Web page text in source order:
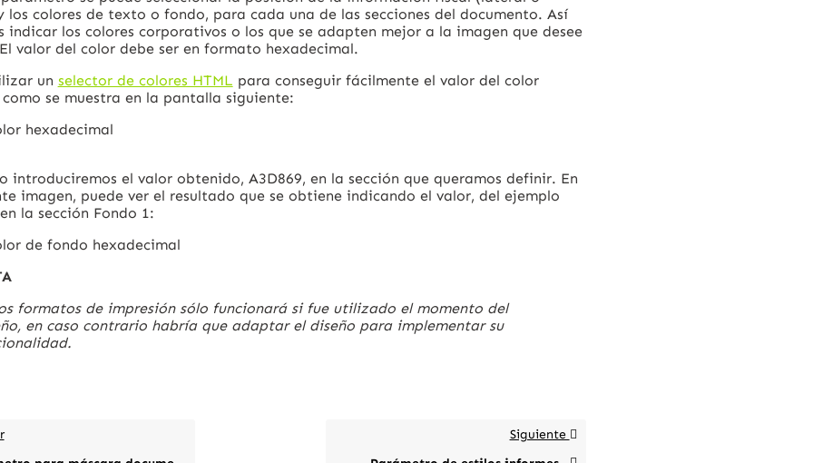
los colores de texto o fondo, para cada una de las secciones del documento. Así
indicar los colores corporativos o los que se adapten mejor a la imagen que desee
valor del color debe ser en formato hexadecimal.
un selector de colores HTML para conseguir fácilmente el valor del color
se muestra en la pantalla siguiente:
introduciremos el valor obtenido, A3D869, en la sección que queramos definir. En
imagen, puede ver el resultado que se obtiene indicando el valor, del ejemplo
la sección Fondo 1:
formatos de impresión sólo funcionará si fue utilizado el momento del
en caso contrario habría que adaptar el diseño para implementar su
Siguiente